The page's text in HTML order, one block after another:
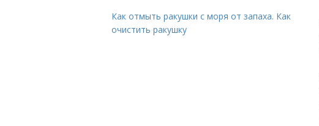
Как отмыть ракушки с моря от запаха. Как
очистить ракушку